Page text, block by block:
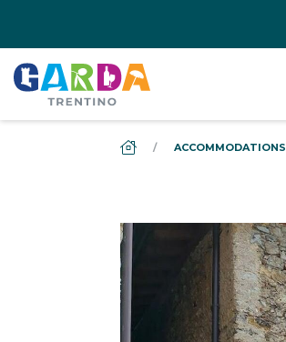
DS_BREADCRUMB.HOME
ACCOMMODATIONS